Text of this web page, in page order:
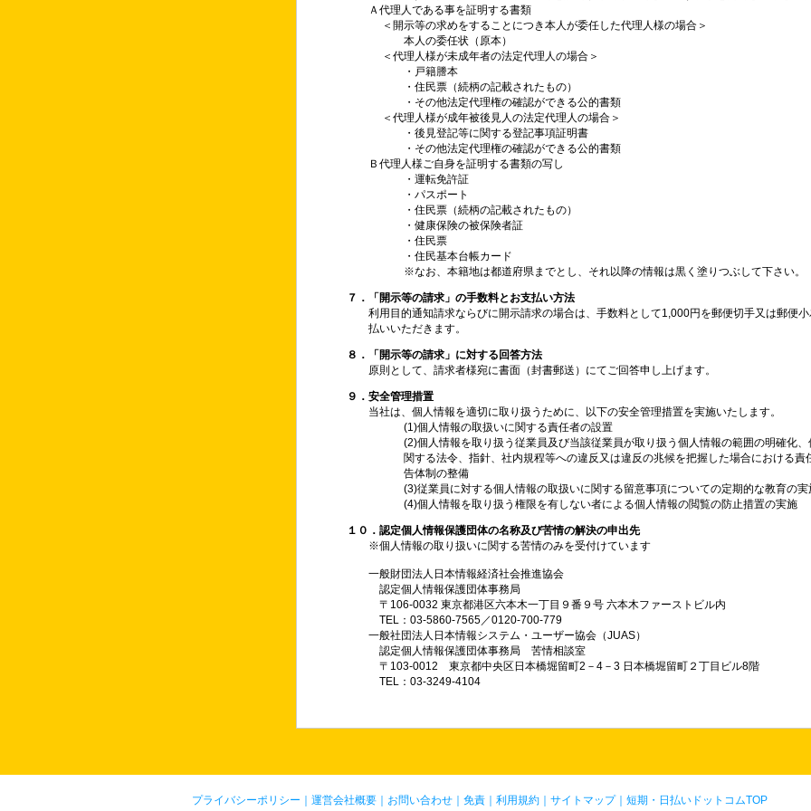
Ａ代理人である事を証明する書類
＜開示等の求めをすることにつき本人が委任した代理人様の場合＞
本人の委任状（原本）
＜代理人様が未成年者の法定代理人の場合＞
・戸籍謄本
・住民票（続柄の記載されたもの）
・その他法定代理権の確認ができる公的書類
＜代理人様が成年被後見人の法定代理人の場合＞
・後見登記等に関する登記事項証明書
・その他法定代理権の確認ができる公的書類
Ｂ代理人様ご自身を証明する書類の写し
・運転免許証
・パスポート
・住民票（続柄の記載されたもの）
・健康保険の被保険者証
・住民票
・住民基本台帳カード
※なお、本籍地は都道府県までとし、それ以降の情報は黒く塗りつぶして下さい。
７．「開示等の請求」の手数料とお支払い方法
利用目的通知請求ならびに開示請求の場合は、手数料として1,000円を郵便切手又は郵便
払いいただきます。
８．「開示等の請求」に対する回答方法
原則として、請求者様宛に書面（封書郵送）にてご回答申し上げます。
９．安全管理措置
当社は、個人情報を適切に取り扱うために、以下の安全管理措置を実施いたします。
(1)個人情報の取扱いに関する責任者の設置
(2)個人情報を取り扱う従業員及び当該従業員が取り扱う個人情報の範囲の明確化、
関する法令、指針、社内規程等への違反又は違反の兆候を把握した場合における責
告体制の整備
(3)従業員に対する個人情報の取扱いに関する留意事項についての定期的な教育の実
(4)個人情報を取り扱う権限を有しない者による個人情報の閲覧の防止措置の実施
１０．認定個人情報保護団体の名称及び苦情の解決の申出先
※個人情報の取り扱いに関する苦情のみを受付けています
一般財団法人日本情報経済社会推進協会
認定個人情報保護団体事務局
〒106-0032 東京都港区六本木一丁目９番９号 六本木ファーストビル内
TEL：03-5860-7565／0120-700-779
一般社団法人日本情報システム・ユーザー協会（JUAS）
認定個人情報保護団体事務局 苦情相談室
〒103-0012 東京都中央区日本橋堀留町2－4－3 日本橋堀留町２丁目ビル8階
TEL：03-3249-4104
プライバシーポリシー 運営会社概要 お問い合わせ 免責 利用規約 サイトマップ｜ 短期・日払いドットコムTOP